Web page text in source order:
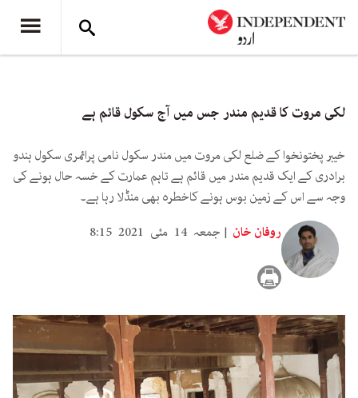
لکی مروت کا قدیم مندر جس میں آج سکول قائم ہے
خیبر پختونخوا کے ضلع لکی مروت میں مندر سکول نامی پرائمری سکول ہندو
برادری کے ایک قدیم مندر میں قائم ہے تاہم عمارت کے خسہ حال ہونے کی
وجہ سے اس کے زمین بوس ہونے کاخطرہ بھی منڈلا رہا ہے۔
روفان خان
جمعہ 14 مئی 2021 8:15